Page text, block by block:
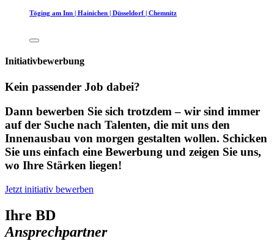
Töging am Inn | Hainichen | Düsseldorf | Chemnitz
Initiativbewerbung
Kein passender Job dabei?
Dann bewerben Sie sich trotzdem – wir sind immer
auf der Suche nach Talenten, die mit uns den
Innenausbau von morgen gestalten wollen. Schicken
Sie uns einfach eine Bewerbung und zeigen Sie uns,
wo Ihre Stärken liegen!
Jetzt initiativ bewerben
Ihre BD
Ansprechpartner